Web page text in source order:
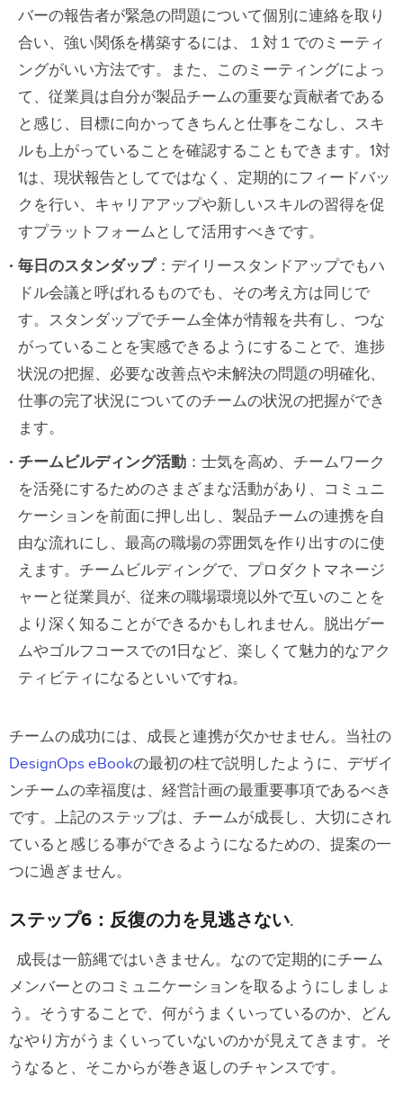
バーの報告者が緊急の問題について個別に連絡を取り
合い、強い関係を構築するには、１対１でのミーティ
ングがいい方法です。また、このミーティングによっ
て、従業員は自分が製品チームの重要な貢献者である
と感じ、目標に向かってきちんと仕事をこなし、スキ
ルも上がっていることを確認することもできます。1対
1は、現状報告としてではなく、定期的にフィードバッ
クを行い、キャリアアップや新しいスキルの習得を促
すプラットフォームとして活用すべきです。
毎日のスタンダップ：デイリースタンドアップでもハ
ドル会議と呼ばれるものでも、その考え方は同じで
す。スタンダップでチーム全体が情報を共有し、つな
がっていることを実感できるようにすることで、進捗
状況の把握、必要な改善点や未解決の問題の明確化、
仕事の完了状況についてのチームの状況の把握ができ
ます。
チームビルディング活動 ：士気を高め、チームワーク
を活発にするためのさまざまな活動があり、コミュニ
ケーションを前面に押し出し、製品チームの連携を自
由な流れにし、最高の職場の雰囲気を作り出すのに使
えます。チームビルディングで、プロダクトマネージ
ャーと従業員が、従来の職場環境以外で互いのことを
より深く知ることができるかもしれません。脱出ゲー
ムやゴルフコースでの1日など、楽しくて魅力的なアク
ティビティになるといいですね。
チームの成功には、成長と連携が欠かせません。当社の
DesignOps eBookの最初の柱で説明したように、デザイ
ンチームの幸福度は、経営計画の最重要事項であるべき
です。上記のステップは、チームが成長し、大切にされ
ていると感じる事ができるようになるための、提案の一
つに過ぎません。
ステップ6：反復の力を見逃さない.
成長は一筋縄ではいきません。なので定期的にチーム
メンバーとのコミュニケーションを取るようにしましょ
う。そうすることで、何がうまくいっているのか、どん
なやり方がうまくいっていないのかが見えてきます。そ
うなると、そこからが巻き返しのチャンスです。